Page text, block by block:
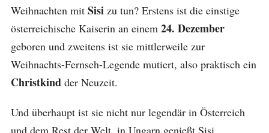
Weihnachten mitSisi zu tun? Erstens ist die einstige
österreichische Kaiserin an einem 24. Dezember
geboren und zweitens ist sie mittlerweile zur
Weihnachts-Fernseh-Legende mutiert, also praktisch ein
Christkindder Neuzeit.
Und überhaupt ist sie nicht nur legendär in Österreich
und dem Rest der Welt, in Ungarn genießt Sisi